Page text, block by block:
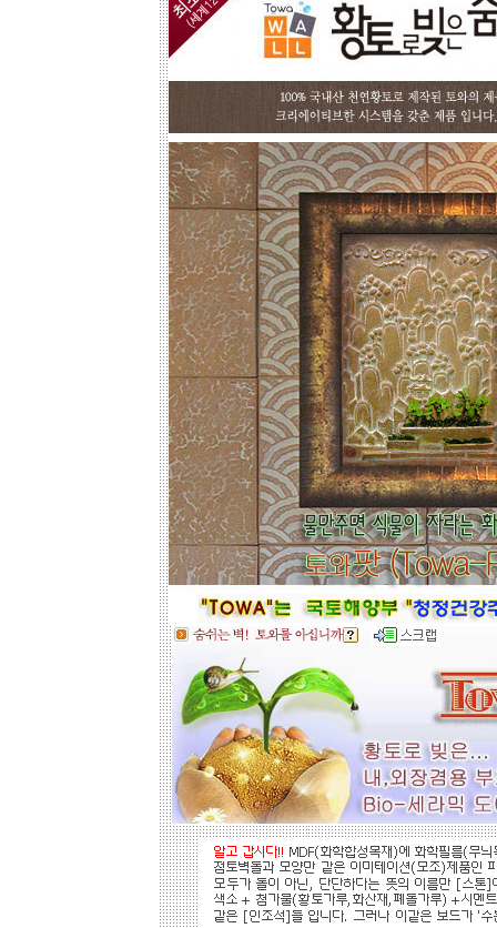
포인트 벽화는 토아트에서..
고객님 댁, 벽체 가로세로 크기를 줄자
로 길이를 대략 재어 보시고,
토와의 포인트 컨셉만 골라주시면 최
선의 디자인+견적을 드립니다.
예산에 따라 포인트 벽화부분 즉, 토
아트의 작품크기를 줄이면 저렴하게
도 가능하오니, 거실 아트월 이외에는
토와월과 같은 패턴타일 위주로 디자
인해도 친환경과 기능성 자재의 성능
거실아트월,쇼파월,중문,콘솔☆
고객님의 벽체 사이즈를 예를들어 가
로 3m라면 바로 위 검색코너에서 가로
3000을'클릭'해서 원하는 크기의 상품
들을 보시고 찾으시는 가격과 디자인
을 메모하시고 고객센타로 전화상담
전문 상담원이 제대로 된 친환경 인테
리어자재로 값싼 인테리어가 되는 노
하우를 제시해 드립니다.
황토타일의 제습기능으로 끈적한 여
름은 시원하게.. 겨울은 가습기능과 원
적외선 방사로 따뜻하게..
부조로 조각된 최고의 작품을 인
테리어 마감자재로 활용하여 집안품
격을 업그레이드해 보세요.